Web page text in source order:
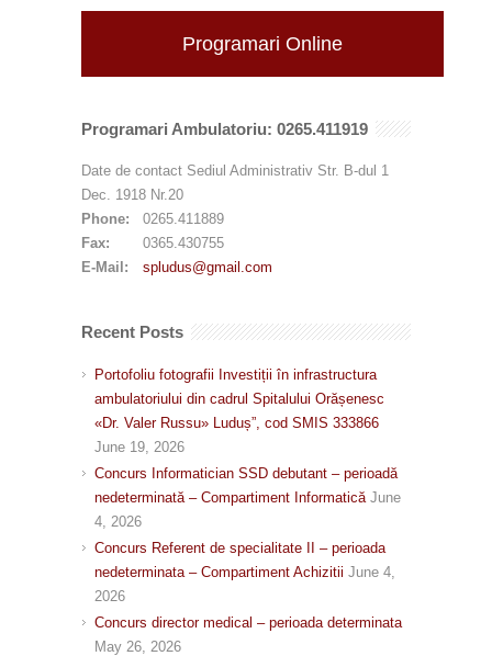
Programari Online
Programari Ambulatoriu: 0265.411919
Date de contact Sediul Administrativ Str. B-dul 1
Dec. 1918 Nr.20
Phone:
0265.411889
Fax:
0365.430755
E-Mail:
spludus@gmail.com
Recent Posts
Portofoliu fotografii Investiții în infrastructura
ambulatoriului din cadrul Spitalului Orășenesc
«Dr. Valer Russu» Luduș”, cod SMIS 333866
June 19, 2026
Concurs Informatician SSD debutant – perioadă
nedeterminată – Compartiment Informatică June
4, 2026
Concurs Referent de specialitate II – perioada
nedeterminata – Compartiment Achizitii June 4,
2026
Concurs director medical – perioada determinata
May 26, 2026